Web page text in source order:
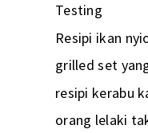
Testing
Resipi ikan
grilled set
resipi kerabu
orang lelaki